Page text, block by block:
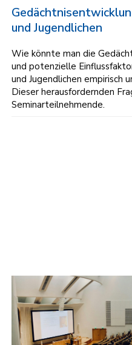
und Jugendlichen
Wie könnte man die
und potenzielle
und Jugendlichen empirisch
Dieser herausfordernden
Seminarteilnehmende.